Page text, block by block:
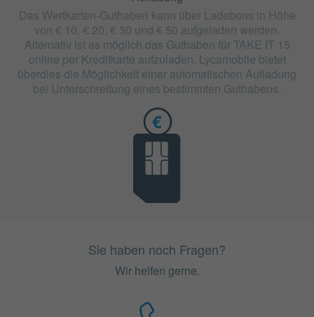
Das Wertkarten-Guthaben kann über Ladebons in Höhe
von € 10, € 20, € 30 und € 50 aufgeladen werden.
Alternativ ist es möglich das Guthaben für TAKE IT 15
online per Kreditkarte aufzuladen. Lycamobile bietet
überdies die Möglichkeit einer automatischen Aufladung
bei Unterschreitung eines bestimmten Guthabens.
Sie haben noch Fragen?
Wir helfen gerne.